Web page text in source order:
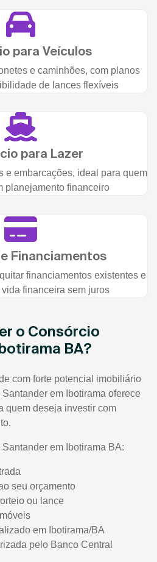
para Veículos
e caminhões, com planos
de lances flexíveis
para Lazer
e embarcações, ideal para quem
planejamento financeiro
Financiamentos
financiamentos existentes e
financeira sem juros
o Consórcio
BA?
com forte potencial imobiliário
em Ibotirama oferece
quem deseja investir com
em Ibotirama BA:
seu orçamento
ou lance
em Ibotirama/BA
pelo Banco Central